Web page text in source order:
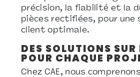
précision, la fiabilité et la
pièces rectifiées, pour
client optimale.
DES SOLUTIONS SUR
POUR CHAQUE
Chez CAE, nous